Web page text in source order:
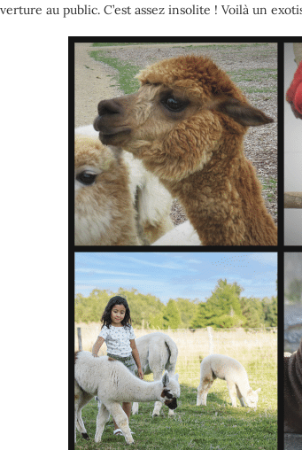
au public. C’est assez insolite ! Voilà un